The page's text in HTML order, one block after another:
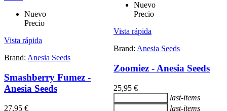
Nuevo
Precio
Vista rápida
Brand: Anesia Seeds
Smashberry Fumez -
Anesia Seeds
27,95 €
Nuevo
Precio
Vista rápida
Brand: Anesia Seeds
Zoomiez - Anesia Seeds
25,95 €
last-items
last-items